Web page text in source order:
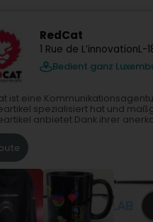
RedCat
1 Rue de L’innovationL-
Bedient ganz
ist eine
spezialisiert hat und
anbietet.Dank ihrer